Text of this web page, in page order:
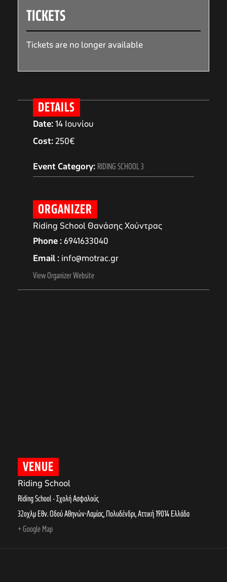
DETAILS
Date:14 Ιουνίου
Cost:250€
Event Category: RIDING SCHOOL 3
ORGANIZER
Riding School Θανάσης Χούντρας
Phone 6941633040
Email info@motrac.gr
View Organizer Website
VENUE
Riding School
Riding School - Σχολή Ασφαλούς
32οχλμ Εθν. Οδού Αθηνών-Λαμίας, Πολυδένδρι,Αττική19014Ελλάδα
+ Google Map
TICKETS
Tickets are no longer available